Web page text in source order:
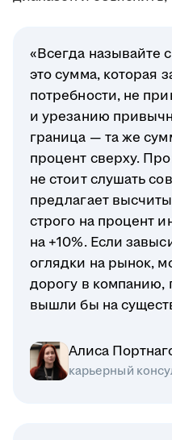
«Всегда
это сумма, которая
потребности, не
и урезанию
граница — та же
процент сверху.
не стоит слушать
предлагает
строго на процент
на +10%. Если
оглядки на рынок,
дорогу в компанию,
вышли бы на
Алиса
карьерный